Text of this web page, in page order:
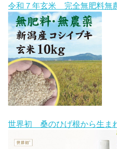
令和７年玄米 完全無肥料無
世界初 桑のひげ根から生ま